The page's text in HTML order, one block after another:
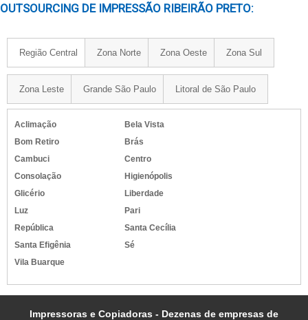
OUTSOURCING DE IMPRESSÃO RIBEIRÃO PRETO:
Região Central Zona Norte Zona Oeste Zona Sul
Zona Leste Grande São Paulo Litoral de São Paulo
Aclimação
Bela Vista
Bom Retiro
Brás
Cambuci
Centro
Consolação
Higienópolis
Glicério
Liberdade
Luz
Pari
República
Santa Cecília
Santa Efigênia
Sé
Vila Buarque
Impressoras e Copiadoras - Dezenas de empresas de